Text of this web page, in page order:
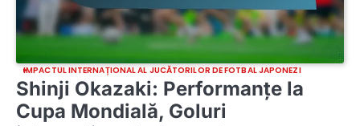
IMPACTUL INTERNAȚIONAL AL JUCĂTORILOR DE FOTBAL JAPONEZI
Shinji Okazaki: Performanțe la
Cupa Mondială, Goluri